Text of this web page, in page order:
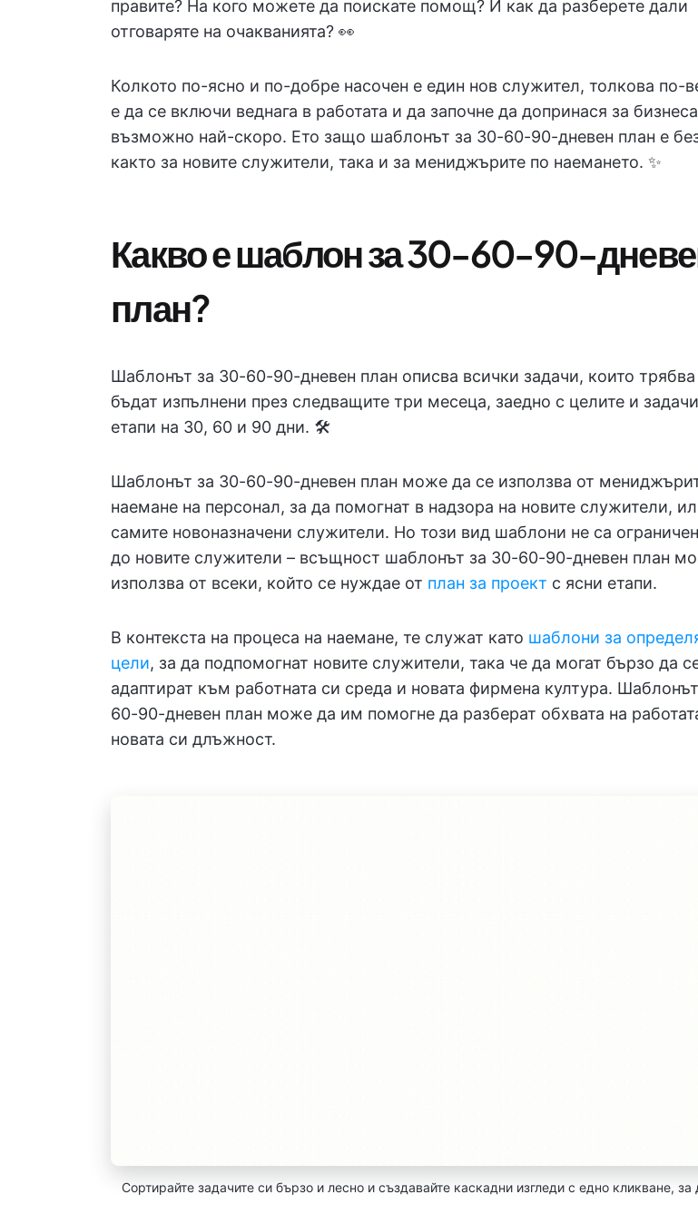
правите? На кого можете да поискате помощ? И как да разберете дали
отговаряте на очакванията? 👀
Колкото по-ясно и по-добре насочен е един нов служител, толкова по-
е да се включи веднага в работата и да започне да допринася за бизнеса
възможно най-скоро. Ето защо шаблонът за 30-60-90-дневен план е
както за новите служители, така и за мениджърите по наемането. ✨
Какво е шаблон за 30-60-90-
план?
Шаблонът за 30-60-90-дневен план описва всички задачи, които трябва
бъдат изпълнени през следващите три месеца, заедно с целите и
етапи на 30, 60 и 90 дни. 🛠️
Шаблонът за 30-60-90-дневен план може да се използва от
наемане на персонал, за да помогнат в надзора на новите служители,
самите новоназначени служители. Но този вид шаблони не са
до новите служители – всъщност шаблонът за 30-60-90-дневен план
използва от всеки, който се нуждае от план за проект с ясни етапи.
В контекста на процеса на наемане, те служат като шаблони за
цели, за да подпомогнат новите служители, така че да могат бързо да
адаптират към работната си среда и новата фирмена култура.
60-90-дневен план може да им помогне да разберат обхвата на
новата си длъжност.
Сортирайте задачите си бързо и лесно и създавайте каскадни изгледи с едно кликване, за